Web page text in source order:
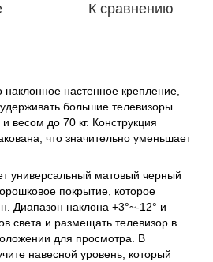
К сравнению
наклонное настенное крепление,
большие телевизоры
весом до 70 кг. Конструкция
что значительно уменьшает
универсальный матовый черный
покрытие, которое
Диапазон наклона +3°~-12° и
света и размещать телевизор в
для просмотра. В
навесной уровень, который